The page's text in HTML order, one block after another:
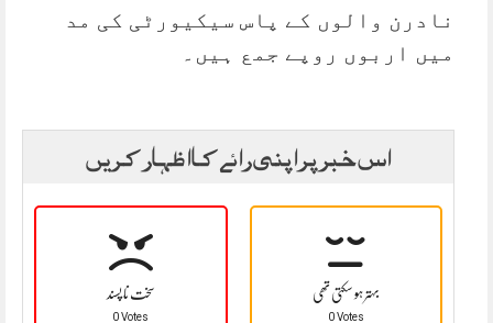
نادرن والوں کے پاس سیکیورٹی کی مد
میں اربوں روپے جمع ہیں۔
اس خبر پر اپنی رائے کا اظہار کریں
سخت نا پسند
0 Votes
بہتر ہو سکتی تھی
0 Votes